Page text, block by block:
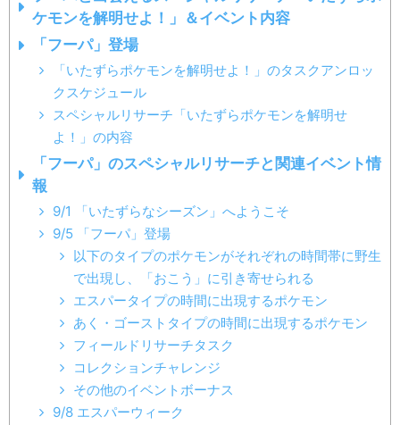
ケモンを解明せよ！」＆イベント内容
「フーパ」登場
「いたずらポケモンを解明せよ！」のタスクアンロッ
クスケジュール
スペシャルリサーチ「いたずらポケモンを解明せ
よ！」の内容
「フーパ」のスペシャルリサーチと関連イベント情
報
9/1 「いたずらなシーズン」へようこそ
9/5 「フーパ」登場
以下のタイプのポケモンがそれぞれの時間帯に野生
で出現し、「おこう」に引き寄せられる
エスパータイプの時間に出現するポケモン
あく・ゴーストタイプの時間に出現するポケモン
フィールドリサーチタスク
コレクションチャレンジ
その他のイベントボーナス
9/8 エスパーウィーク